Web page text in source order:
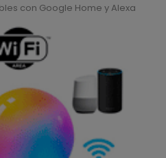
con Google Home y Alexa